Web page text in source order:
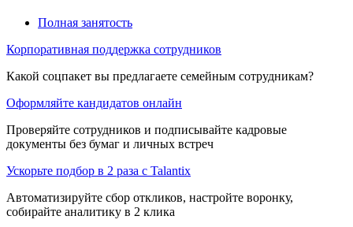
Полная занятость
Корпоративная поддержка сотрудников
Какой соцпакет вы предлагаете семейным сотрудникам?
Оформляйте кандидатов онлайн
Проверяйте сотрудников и подписывайте кадровые
документы без бумаг и личных встреч
Ускорьте подбор в 2 раза с Talantix
Автоматизируйте сбор откликов, настройте воронку,
собирайте аналитику в 2 клика